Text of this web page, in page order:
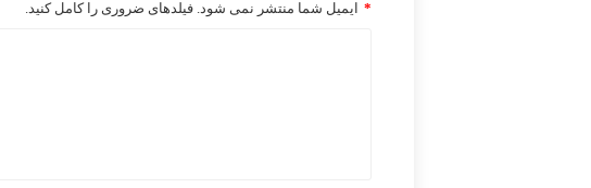
ایمیل شما منتشر نمی شود. فیلدهای ضروری را کامل کنید. *